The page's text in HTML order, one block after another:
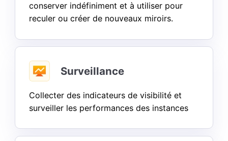
More
conserver indéfiniment et à utiliser pour
reculer ou créer de nouveaux miroirs.
Surveillance
Collecter des indicateurs de visibilité et
surveiller les performances des instances